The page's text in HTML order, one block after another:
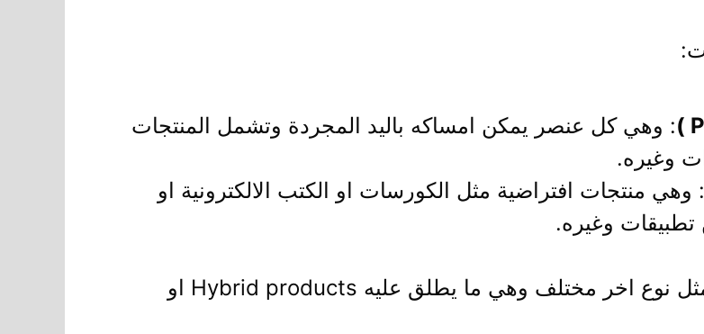
: وهي كل عنصر يمكن امساكه باليد المجردة وتشمل المنتجات
وغيره.
: وهي منتجات افتراضية مثل الكورسات او الكتب الالكترونية او
تطبيقات وغيره.
ولكن في بعض الاحيان يتم دمج النوعين معا لتمثل نوع اخر مختلف وهي ما يطلق عليه Hybrid products او